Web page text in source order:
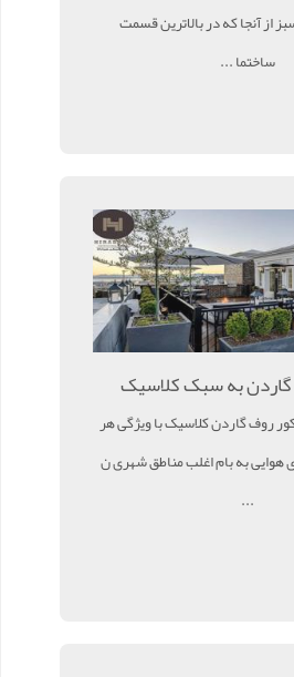
از آنجا که در بالاترین قسمت
ساختما ...
به سبک کلاسیک
روف گاردن کلاسیک با ویژگی هر
هوایی به بام اغلب مناطق شهری ن
...